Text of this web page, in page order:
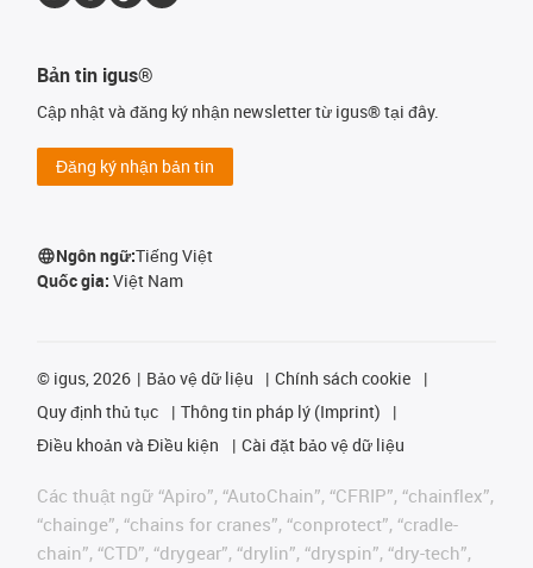
Bản tin igus®
Cập nhật và đăng ký nhận newsletter từ igus® tại đây.
Đăng ký nhận bản tin
Ngôn ngữ:Tiếng Việt
Quốc gia: Việt Nam
© igus, 2026 Bảo vệ dữ liệu
Chính sách cookie
Quy định thủ tục
Thông tin pháp lý (Imprint)
Điều khoản và Điều kiện
Cài đặt bảo vệ dữ liệu
Các thuật ngữ “Apiro”, “AutoChain”, “CFRIP”, “chainflex”,
“chainge”, “chains for cranes”, “conprotect”, “cradle-
chain”, “CTD”, “drygear”, “drylin”, “dryspin”, “dry-tech”,